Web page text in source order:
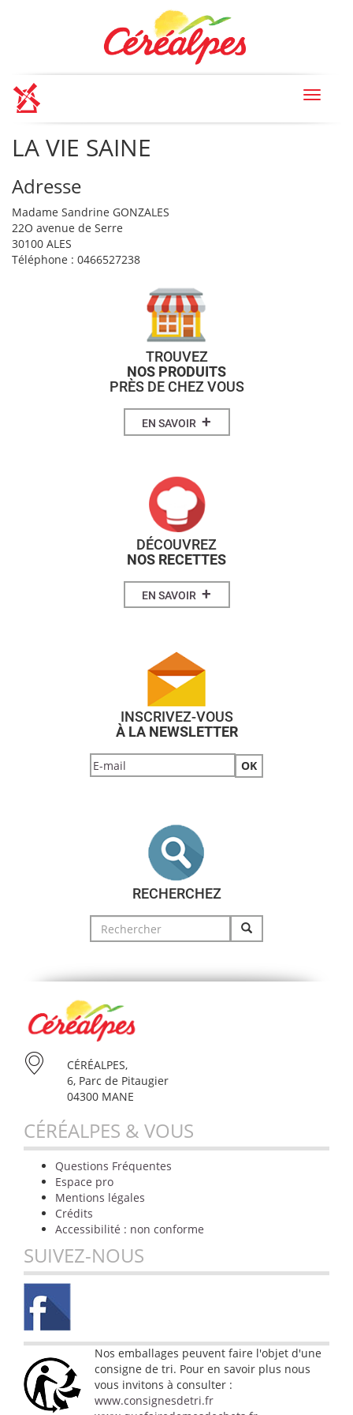
Toggle
LA VIE SAINE
Adresse
Madame Sandrine GONZALES
22O avenue de Serre
30100 ALES
Téléphone : 0466527238
TROUVEZ
NOS PRODUITS
PRÈS DE CHEZ VOUS
EN SAVOIR +
DÉCOUVREZ
NOS RECETTES
EN SAVOIR +
INSCRIVEZ-VOUS
À LA NEWSLETTER
RECHERCHEZ
Search
for:
CÉRÉALPES,
6, Parc de Pitaugier
04300 MANE
CÉRÉALPES & VOUS
Questions Fréquentes
Espace pro
Mentions légales
Crédits
Accessibilité : non conforme
SUIVEZ-NOUS
Nos emballages peuvent faire l'objet d'une
consigne de tri. Pour en savoir plus nous
vous invitons à consulter :
www.consignesdetri.fr